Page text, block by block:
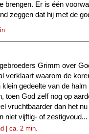
brengen. Er is één
zeggen dat hij met de
Grimm over
verklaart waarom de
klein gedeelte van de halm
toen God zelf nog op
vruchtbaarder dan het
niet vijftig- of zestigvoud...
| ca. 2 min.